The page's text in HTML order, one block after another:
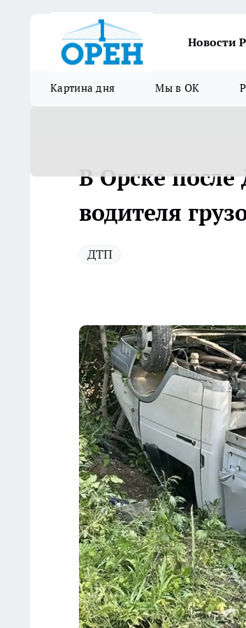
Новости
Картина дня Мы в ОК
В Орске
водителя
ДТП